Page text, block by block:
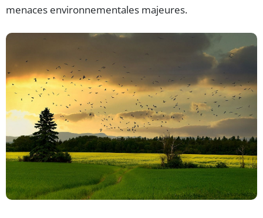
menaces environnementales majeures.